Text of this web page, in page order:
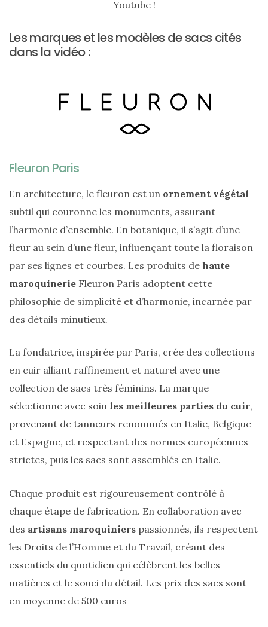
Ma
de
légers
tendance
pour
l’été
Youtube !
Les marques et les modèles de sacs cités
dans la vidéo :
Fleuron Paris
En architecture, le fleuron est un ornement végétal
subtil qui couronne les monuments, assurant
l’harmonie d’ensemble. En botanique, il s’agit d’une
fleur au sein d’une fleur, influençant toute la floraison
par ses lignes et courbes. Les produits de haute
maroquinerie Fleuron Paris adoptent cette
philosophie de simplicité et d’harmonie, incarnée par
des détails minutieux.
La fondatrice, inspirée par Paris, crée des collections
en cuir alliant raffinement et naturel avec une
collection de sacs très féminins. La marque
sélectionne avec soin les meilleures parties du cuir,
provenant de tanneurs renommés en Italie, Belgique
et Espagne, et respectant des normes européennes
strictes, puis les sacs sont assemblés en Italie.
Chaque produit est rigoureusement contrôlé à
chaque étape de fabrication. En collaboration avec
des artisans maroquiniers passionnés, ils respectent
les Droits de l’Homme et du Travail, créant des
essentiels du quotidien qui célèbrent les belles
matières et le souci du détail. Les prix des sacs sont
en moyenne de 500 euros